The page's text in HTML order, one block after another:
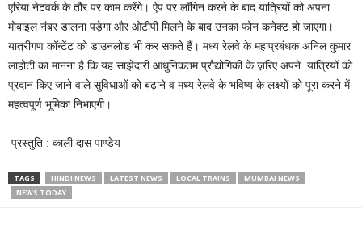
एरिया नेटवर्क के तौर पर काम करेंगे। ऐप पर लॉगिन करने के बाद यात्रियों को अपना
मोबाइल नंबर डालना पड़ेगा और ओटीपी मिलने के बाद उनका फोन कनेक्ट हो जाएगा।
यात्रीगण कॉन्टेंट को डाउनलोड भी कर सकते हैं। मध्य रेलवे के महाप्रबंधक अनिल कुमार
लाहोटी का मानना है कि यह साझेदारी आधुनिकतम प्रौद्योगिकी के ज़रिए अपने यात्रियों को
प्रदान किए जाने वाले सुविधाओं को बढ़ाने व मध्य रेलवे के भविष्य के लक्ष्यों को पूरा करने में
महत्वपूर्ण भूमिका निभाएगी।
प्रस्तुति : काली दास पाण्डेय
TAGS HINDI NEWS LATEST NEWS LOCAL TRAINS
MUMBAI NEWS
NEWS TODAY